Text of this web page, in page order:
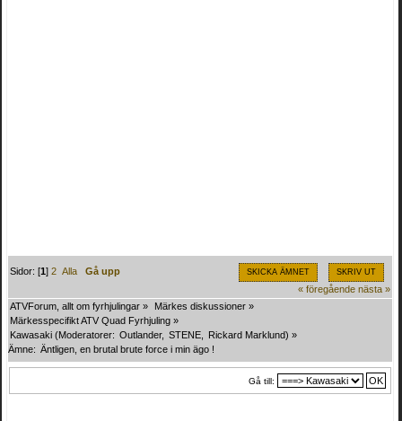
SKICKA ÄMNET SKRIV UT
Sidor: [1]2 Alla
Gå upp
« föregående nästa »
ATVForum, allt om fyrhjulingar » Märkes diskussioner »
Märkesspecifikt ATV Quad Fyrhjuling »
Kawasaki (Moderatorer: Outlander, STENE Rickard Marklund) »
Ämne: Äntligen, en brutal brute force i min ägo !
Gå till: